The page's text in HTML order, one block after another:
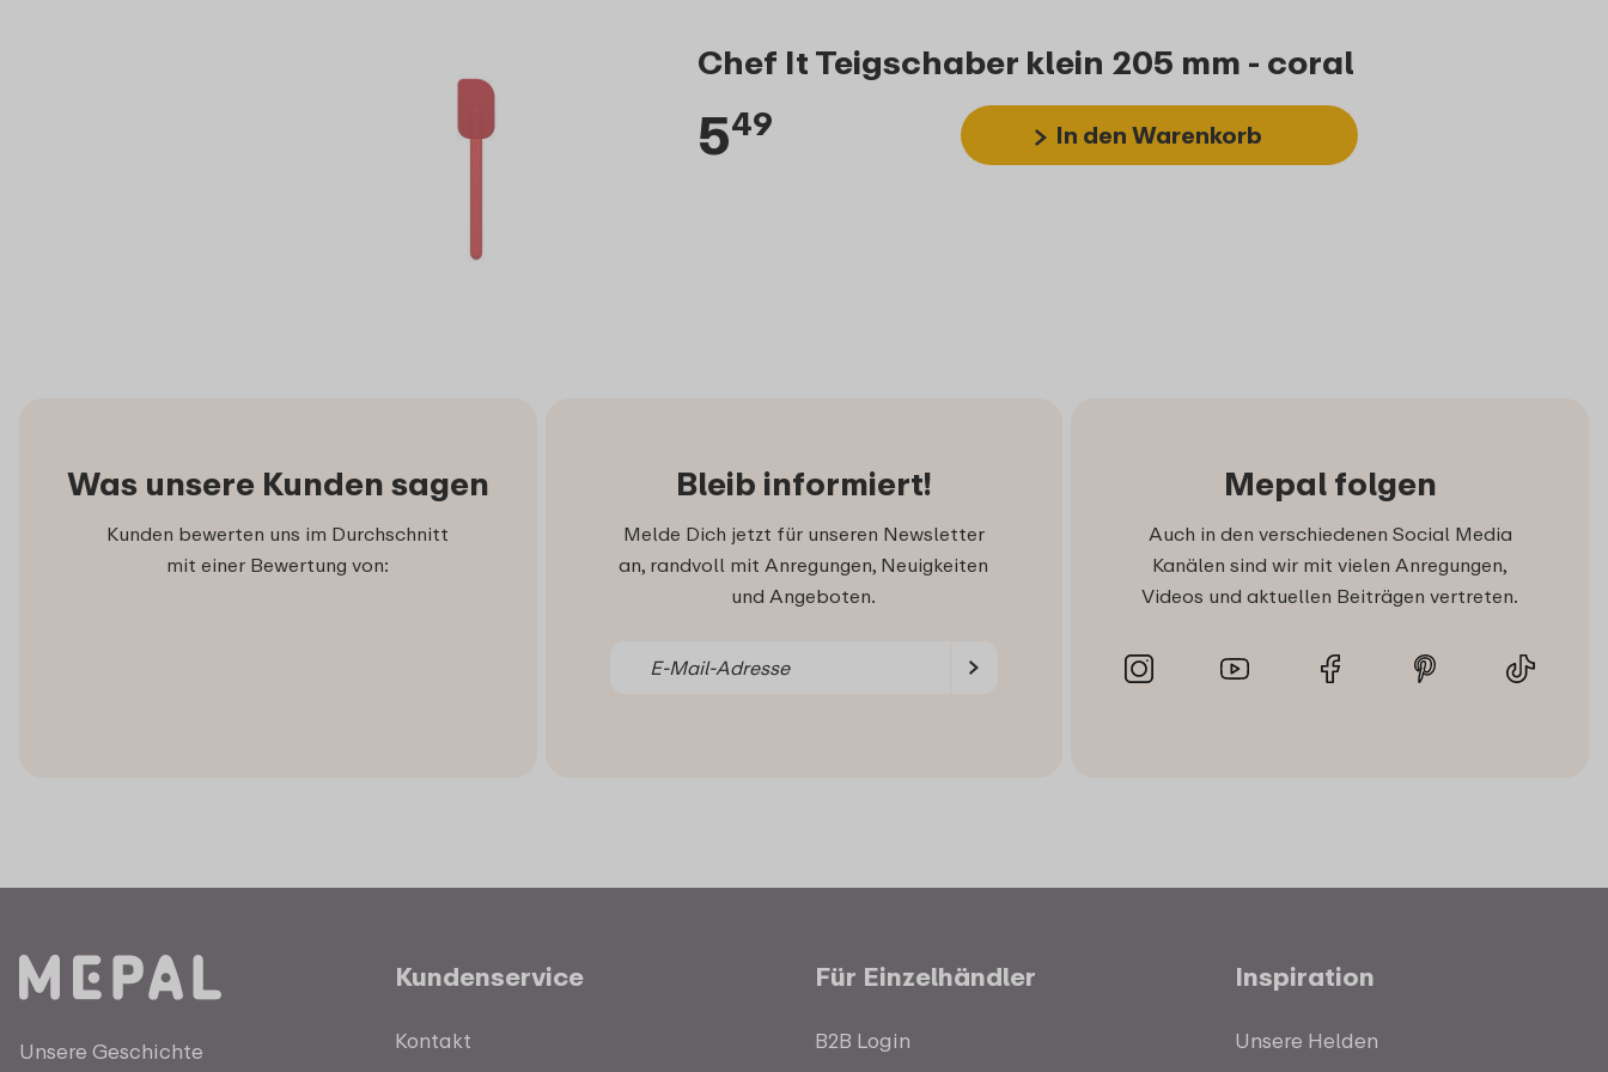
Chef It Teigschaber klein 205 mm - coral
549 In den Warenkorb
Was unsere Kunden sagen
Kunden bewerten uns im Durchschnitt
mit einer Bewertung von:
Bleib informiert!
Melde Dich jetzt für unseren Newsletter
an, randvoll mit Anregungen, Neuigkeiten
und Angeboten.
Mepal folgen
Auch in den verschiedenen Social Media
Kanälen sind wir mit vielen Anregungen,
Videos und aktuellen Beiträgen vertreten.
Unsere Geschichte
Kundenservice
Kontakt
Für Einzelhändler
B2B Login
Inspiration
Unsere Helden